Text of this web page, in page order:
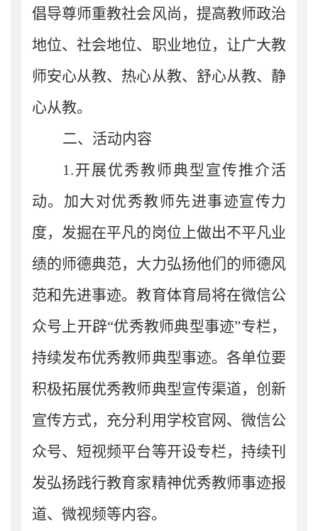
倡导尊师重教社会风尚，提高教师政治
地位、社会地位、职业地位，让广大教
师安心从教、热心从教、舒心从教、静
心从教。
二、活动内容
1.开展优秀教师典型宣传推介活
动。 加大对优秀教师先进事迹宣传力
度，发掘在平凡的岗位上做出不平凡业
绩的师德典范，大力弘扬他们的师德风
范和先进事迹。教育体育局将在微信公
众号上开辟“优秀教师典型事迹”专栏，
持续发布优秀教师典型事迹。 各单位要
积极拓展优秀教师典型宣传渠道，创新
宣传方式，充分利用学校官网、 微信公
众号、短视频平台等开设专栏，持续刊
发弘扬践行教育家精神优秀教师事迹报
道、微视频等内容。